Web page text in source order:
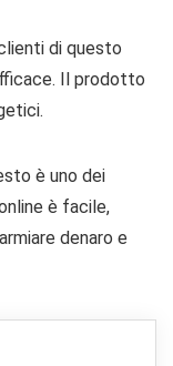
di questo
Il prodotto
è uno dei
è facile,
denaro e